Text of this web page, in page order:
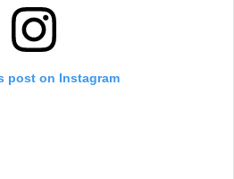
post on Instagram